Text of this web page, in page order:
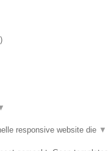
)
responsive website die ▼